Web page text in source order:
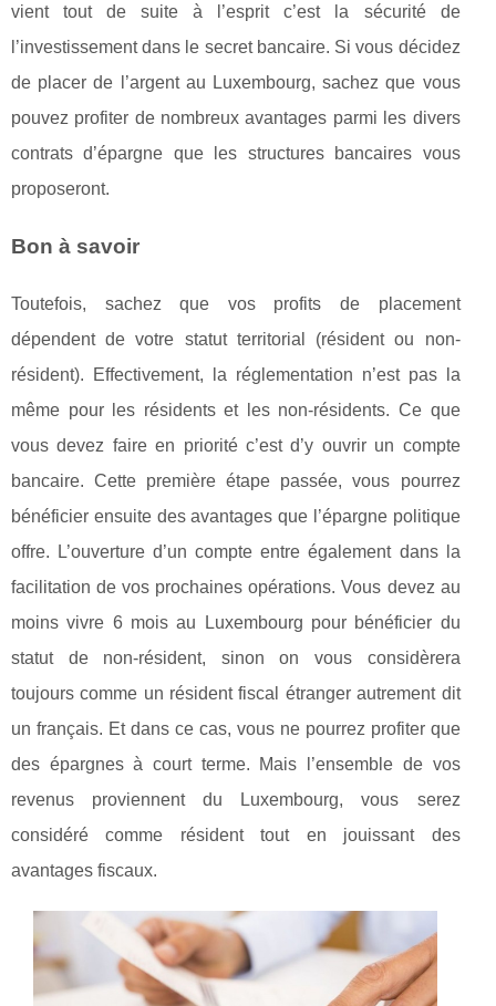
vient tout de suite à l’esprit c’est la sécurité de
l’investissement dans le secret bancaire. Si vous décidez
de placer de l’argent au Luxembourg, sachez que vous
pouvez profiter de nombreux avantages parmi les divers
contrats d’épargne que les structures bancaires vous
proposeront.
Bon à savoir
Toutefois, sachez que vos profits de placement
dépendent de votre statut territorial (résident ou non-
résident). Effectivement, la réglementation n’est pas la
même pour les résidents et les non-résidents. Ce que
vous devez faire en priorité c’est d’y ouvrir un compte
bancaire. Cette première étape passée, vous pourrez
bénéficier ensuite des avantages que l’épargne politique
offre. L’ouverture d’un compte entre également dans la
facilitation de vos prochaines opérations. Vous devez au
moins vivre 6 mois au Luxembourg pour bénéficier du
statut de non-résident, sinon on vous considèrera
toujours comme un résident fiscal étranger autrement dit
un français. Et dans ce cas, vous ne pourrez profiter que
des épargnes à court terme. Mais l’ensemble de vos
revenus proviennent du Luxembourg, vous serez
considéré comme résident tout en jouissant des
avantages fiscaux.